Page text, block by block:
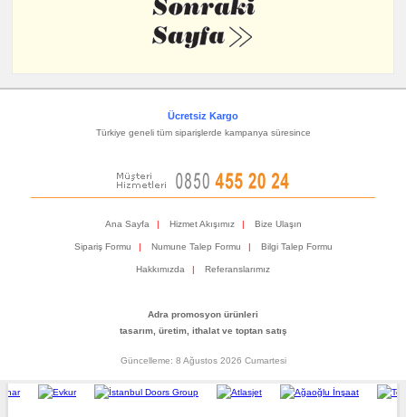
Ücretsiz Kargo
Türkiye geneli tüm siparişlerde kampanya süresince
Ana Sayfa | Hizmet Akışımız | Bize Ulaşın
Sipariş Formu | Numune Talep Formu | Bilgi Talep Formu
Hakkımızda | Referanslarımız
Adra promosyon ürünleri
tasarım, üretim, ithalat ve toptan satış
Güncelleme: 8 Ağustos 2026 Cumartesi